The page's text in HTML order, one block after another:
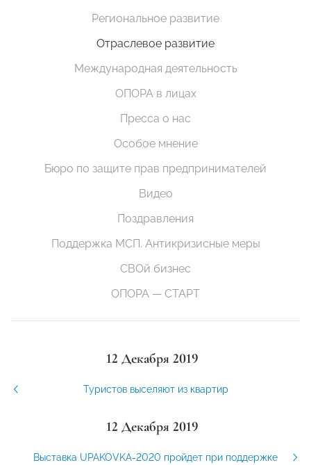
Региональное развитие
Отраслевое развитие
Международная деятельность
ОПОРА в лицах
Пресса о нас
Особое мнение
Бюро по защите прав предпринимателей
Видео
Поздравления
Поддержка МСП. Антикризисные меры
СВОй бизнес
ОПОРА — СТАРТ
12 Декабря 2019
Туристов выселяют из квартир
12 Декабря 2019
Выставка UPAKOVKA-2020 пройдет при поддержке